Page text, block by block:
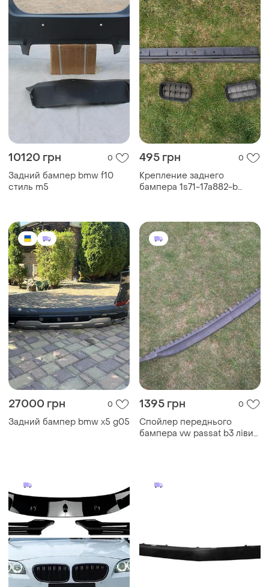
10120 грн 0
Задний бампер bmw f10
стиль m5
495 грн 0
Крепление заднего
бампера 1s71-17a882-b
27000 грн 0
Задний бампер bmw x5 g05
1395 грн 0
Спойлер переднього
бампера vw passat b3 лівий